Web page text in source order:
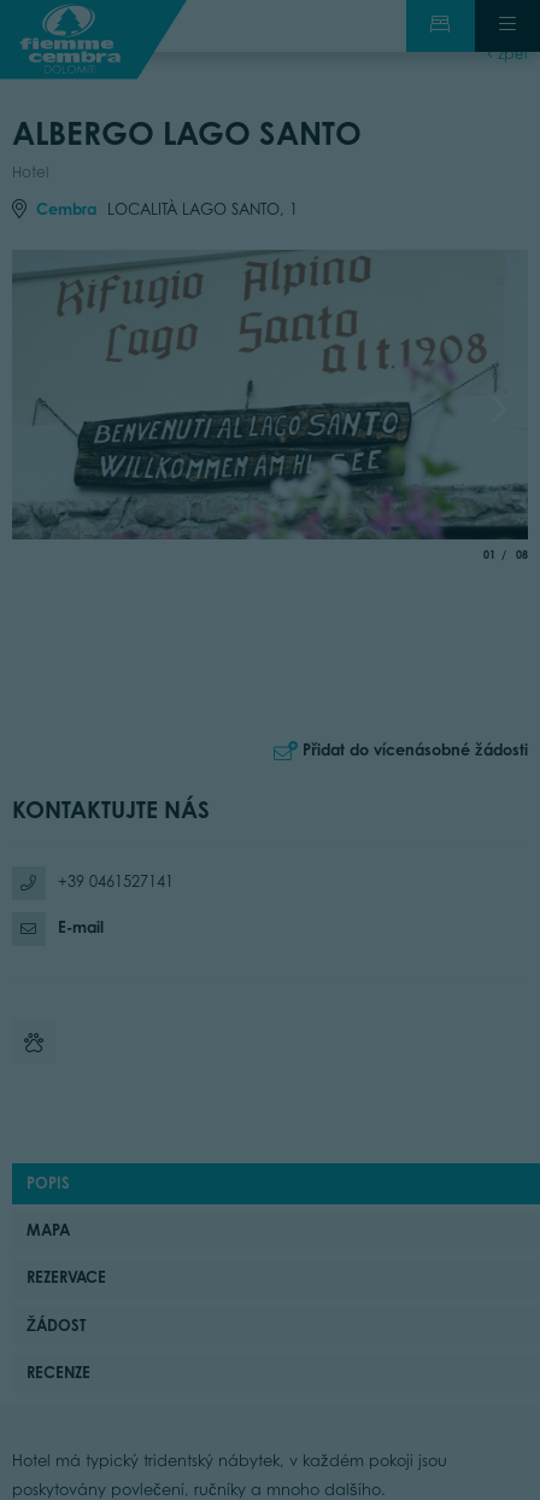
zpět
ALBERGO LAGO SANTO
Hotel
Cembra LOCALITÀ LAGO SANTO, 1
01 of
08
Přidat do vícenásobné žádosti
KONTAKTUJTE NÁS
+39 0461527141
E-mail
POPIS
MAPA
REZERVACE
ŽÁDOST
RECENZE
Hotel má typický tridentský nábytek, v každém pokoji jsou
poskytovány povlečení, ručníky a mnoho dalšího.